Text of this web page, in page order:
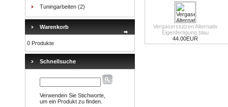
Tuningarbeiten (2)
Warenkorb
0 Produkte
Schnellsuche
Verwenden Sie Stichworte,
um ein Produkt zu finden.
Vergaserstutzen Alternativ
Eigenfertigung blau
44.00EUR